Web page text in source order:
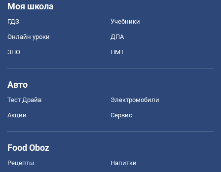
Моя школа
ГДЗ Учебники
Онлайн уроки ДПА
ЗНО НМТ
Авто
Тест Драйв Электромобили
Акции Сервис
Food Oboz
Рецепты Напитки